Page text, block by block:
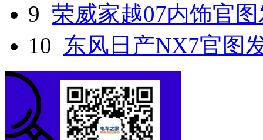
9 荣威家越07内饰官
10 东风日产NX7官图